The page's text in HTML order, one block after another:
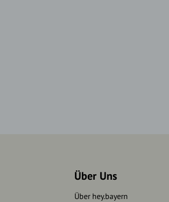
Über Uns
Über hey.bayern